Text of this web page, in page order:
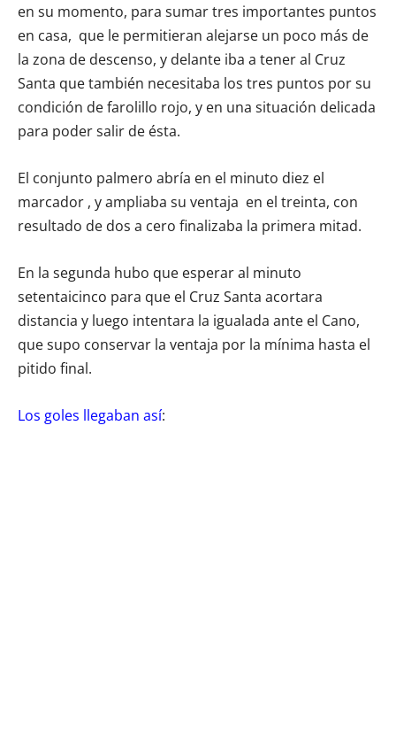
en su momento, para sumar tres importantes puntos
en casa, que le permitieran alejarse un poco más de
la zona de descenso, y delante iba a tener al Cruz
Santa que también necesitaba los tres puntos por su
condición de farolillo rojo, y en una situación delicada
para poder salir de ésta.
El conjunto palmero abría en el minuto diez el
marcador , y ampliaba su ventaja en el treinta, con
resultado de dos a cero finalizaba la primera mitad.
En la segunda hubo que esperar al minuto
setentaicinco para que el Cruz Santa acortara
distancia y luego intentara la igualada ante el Cano,
que supo conservar la ventaja por la mínima hasta el
pitido final.
Los goles llegaban así: